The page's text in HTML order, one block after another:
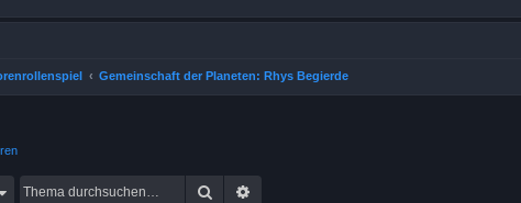
Gemeinschaft der Planeten: Rhys Begierde
Suche